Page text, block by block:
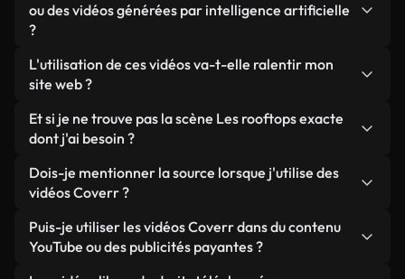
ou des vidéos générées par intelligence artificielle
?
Les deux. Il s'agit d'une bibliothèque hybride
composée de véritables images filmées par des
générées par IA. Chaque vidéo est clairement
identifiée afin que vous sachiez toujours ce que
vous utilisez.
L'utilisation de ces vidéos va-t-elle ralentir mon
site web ?
Sauf si vous choisissez nos versions optimisées.
Nous proposons des formats légers, prêts pour le
ils conservent une qualité élevée tout en
minimisant les temps de chargement et en
améliorant des indicateurs comme le LCP.
Et si je ne trouve pas la scène Les rooftops exacte
dont j'ai besoin ?
Vous pouvez en créer une instantanément avec
Coverr AI Studio. Il vous suffit de décrire la scène,
et le Studio générera en quelques secondes une
vidéo personnalisée conforme à nos normes de
licence.
Dois-je mentionner la source lorsque j'utilise des
vidéos Coverr ?
Aucune attribution n'est requise. Toutes les vidéos
de notre bibliothèque sont libres de droits et
Puis-je utiliser les vidéos Coverr dans du contenu
YouTube ou des publicités payantes ?
Oui. Toutes les séquences vidéo de Coverr peuvent